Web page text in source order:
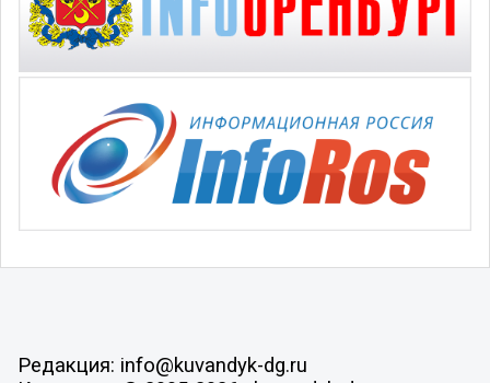
Редакция: info@kuvandyk-dg.ru